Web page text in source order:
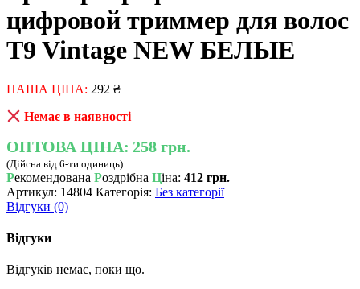
цифровой триммер для волос
T9 Vintage NEW БЕЛЫЕ
НАША ЦІНА: 292 ₴
Немає в наявності
ОПТОВА ЦІНА: 258 грн.
(Дійсна від 6-ти одиниць)
Рекомендована Роздрібна Ціна: 412 грн.
Артикул: 14804 Категорія: Без категорії
Відгуки (0)
Відгуки
Відгуків немає, поки що.